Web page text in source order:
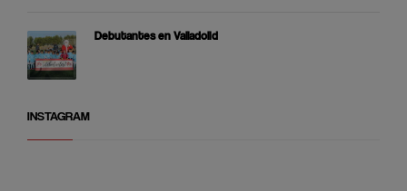
Debutantes en Valladolid
INSTAGRAM